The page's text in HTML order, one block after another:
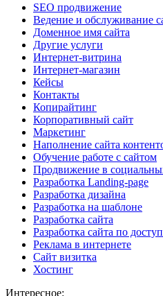
SEO продвижение
Ведение и обслуживание
Доменное имя сайта
Другие услуги
Интернет-витрина
Интернет-магазин
Кейсы
Контакты
Копирайтинг
Корпоративный сайт
Маркетинг
Наполнение сайта
Обучение работе с сайтом
Продвижение в
Разработка Landing-page
Разработка дизайна
Разработка на шаблоне
Разработка сайта
Разработка сайта по
Реклама в интернете
Сайт визитка
Хостинг
Интересное: